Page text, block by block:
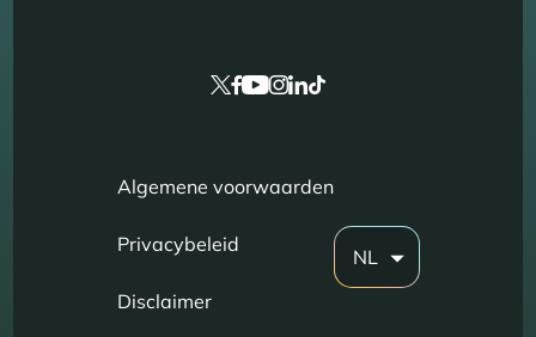
Algemene voorwaarden
Privacybeleid
Disclaimer
NL